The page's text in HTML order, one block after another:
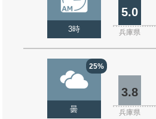
3時
5.0
兵庫県
25%
曇
3.8
兵庫県